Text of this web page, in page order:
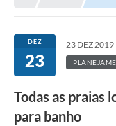
DEZ
23
23 DEZ 2019
Todas as praias
para banho